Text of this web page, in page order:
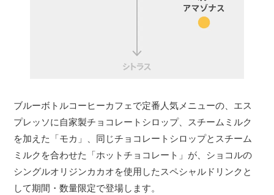
ブルーボトルコーヒーカフェで定番人気メニューの、エス
プレッソに自家製チョコレートシロップ、スチームミルク
を加えた「モカ」、同じチョコレートシロップとスチーム
ミルクを合わせた「ホットチョコレート」が、ショコルの
シングルオリジンカカオを使用したスペシャルドリンクと
して期間・数量限定で登場します。